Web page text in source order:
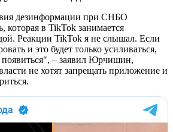
дезинформации при СНБО
которая в TikTok занимается
Реакции TikTok я не слышал. Если
и это будет только усиливаться,
появиться", – заявил Юрчишин,
не хотят запрещать приложение и